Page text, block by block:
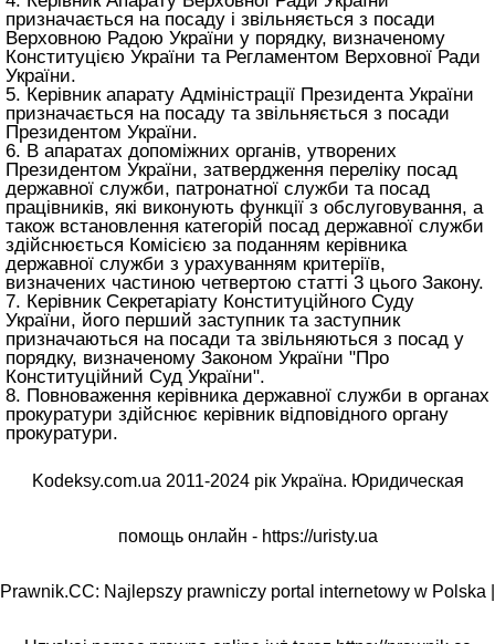
призначається на посаду і звільняється з посади
Верховною Радою України у порядку, визначеному
Конституцією України та Регламентом Верховної Ради
України.
5. Керівник апарату Адміністрації Президента України
призначається на посаду та звільняється з посади
Президентом України.
6. В апаратах допоміжних органів, утворених
Президентом України, затвердження переліку посад
державної служби, патронатної служби та посад
працівників, які виконують функції з обслуговування, а
також встановлення категорій посад державної служби
здійснюється Комісією за поданням керівника
державної служби з урахуванням критеріїв,
визначених частиною четвертою статті 3 цього Закону.
7. Керівник Секретаріату Конституційного Суду
України, його перший заступник та заступник
призначаються на посади та звільняються з посад у
порядку, визначеному Законом України "Про
Конституційний Суд України".
8. Повноваження керівника державної служби в органах
прокуратури здійснює керівник відповідного органу
прокуратури.
Kodeksy.com.ua 2011-2024 рік Україна. Юридическая
помощь онлайн - https://uristy.ua
Prawnik.CC: Najlepszy prawniczy portal internetowy w Polska |